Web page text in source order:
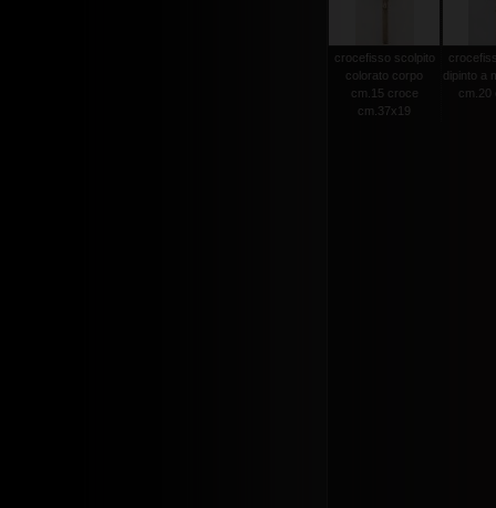
crocefisso scolpito
colorato corpo
cm.15 croce
cm.37x19
dipinto a
cm.20